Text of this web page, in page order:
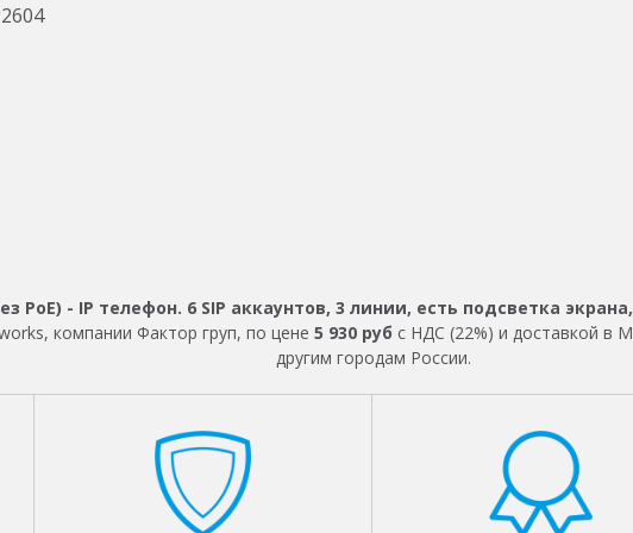
PoE) - IP телефон. 6 SIP аккаунтов, 3 линии, есть подсветка
компании Фактор груп, по цене 5 930 руб с НДС (22%) и доставкой в
другим городам России.